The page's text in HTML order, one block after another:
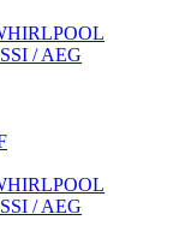
/ AEG
/ AEG